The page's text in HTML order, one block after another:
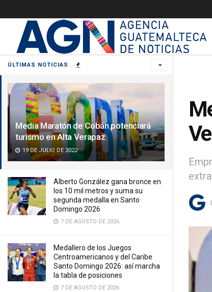
ÚLTIMAS NOTICIAS
Media Maratón de Cobán potenciará
turismo en Alta Verapaz
19 DE JULIO DE 2022
Alberto González gana bronce en
los 10 mil metros y suma su
segunda medalla en Santo
Domingo 2026
7 DE AGOSTO DE 2026
Medallero de los Juegos
Centroamericanos y del Caribe
Santo Domingo 2026: así marcha
la tabla de posiciones
7 DE AGOSTO DE 2026